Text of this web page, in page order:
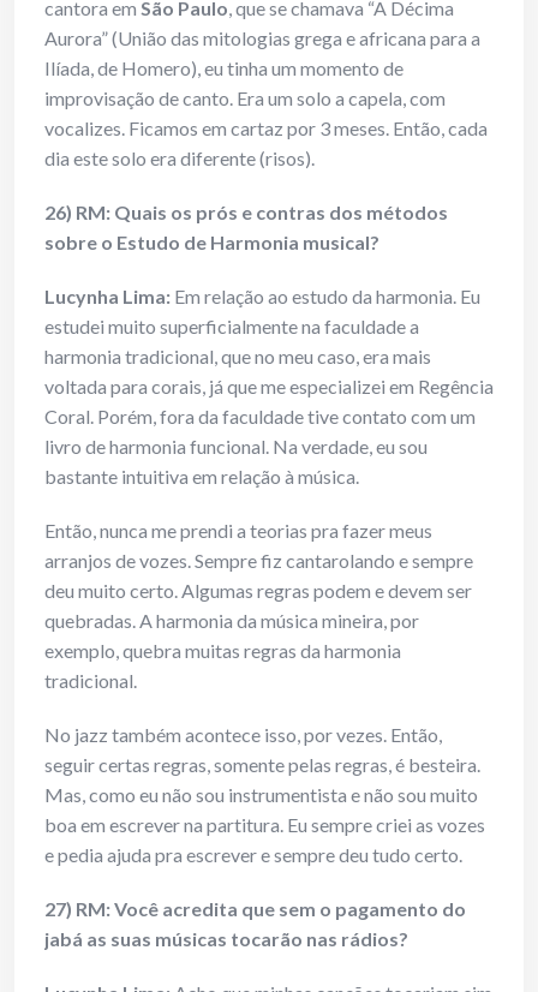
cantora em São Paulo, que se chamava “A Décima
Aurora” (União das mitologias grega e africana para a
Ilíada, de Homero), eu tinha um momento de
improvisação de canto. Era um solo a capela, com
vocalizes. Ficamos em cartaz por 3 meses. Então, cada
dia este solo era diferente (risos).
26) RM: Quais os prós e contras dos métodos
sobre o Estudo de Harmonia musical?
Lucynha Lima: Em relação ao estudo da harmonia. Eu
estudei muito superficialmente na faculdade a
harmonia tradicional, que no meu caso, era mais
voltada para corais, já que me especializei em Regência
Coral. Porém, fora da faculdade tive contato com um
livro de harmonia funcional. Na verdade, eu sou
bastante intuitiva em relação à música.
Então, nunca me prendi a teorias pra fazer meus
arranjos de vozes. Sempre fiz cantarolando e sempre
deu muito certo. Algumas regras podem e devem ser
quebradas. A harmonia da música mineira, por
exemplo, quebra muitas regras da harmonia
tradicional.
No jazz também acontece isso, por vezes. Então,
seguir certas regras, somente pelas regras, é besteira.
Mas, como eu não sou instrumentista e não sou muito
boa em escrever na partitura. Eu sempre criei as vozes
e pedia ajuda pra escrever e sempre deu tudo certo.
27) RM: Você acredita que sem o pagamento do
jabá as suas músicas tocarão nas rádios?